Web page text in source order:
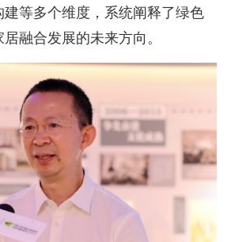
等多个维度，系统阐释了绿色
融合发展的未来方向。